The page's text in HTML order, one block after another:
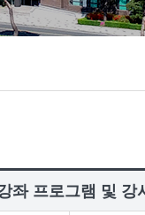
좌 프로그램 및